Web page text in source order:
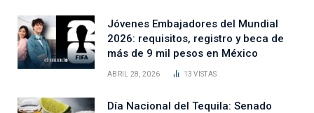
Jóvenes Embajadores del Mundial
2026: requisitos, registro y beca de
más de 9 mil pesos en México
ABRIL 28, 2026 13VISTAS
Día Nacional del Tequila: Senado